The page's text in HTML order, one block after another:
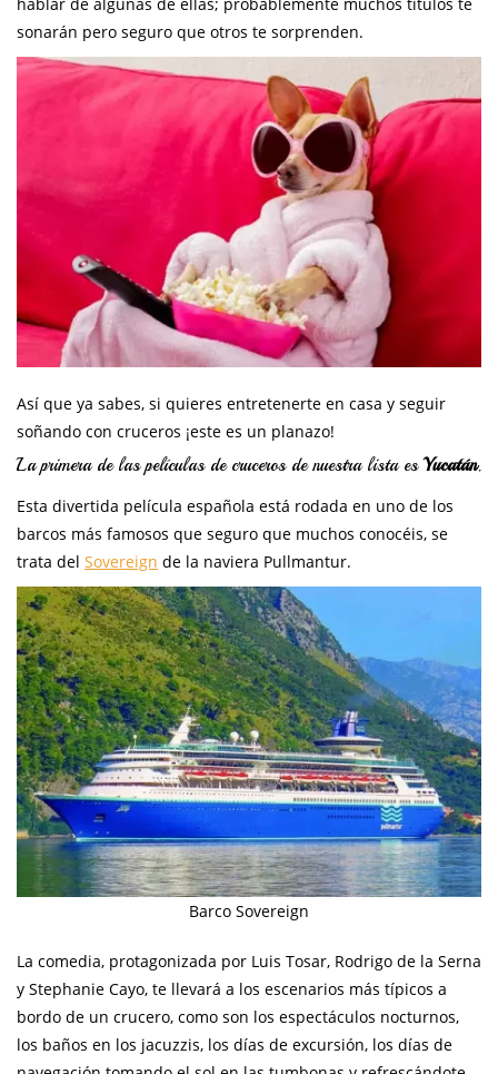
sonarán pero seguro que otros te sorprenden.
Así que ya sabes, si quieres entretenerte en casa y seguir
soñando con cruceros ¡este es un planazo!
La primera de las películas de cruceros de nuestra lista esYucatán.
Esta divertida película española está rodada en uno de los
barcos más famosos que seguro que muchos conocéis, se
trata del Sovereign de la naviera Pullmantur.
Barco Sovereign
La comedia, protagonizada por Luis Tosar, Rodrigo de la Serna
y Stephanie Cayo, te llevará a los escenarios más típicos a
bordo de un crucero, como son los espectáculos nocturnos,
los baños en los jacuzzis, los días de excursión, los días de